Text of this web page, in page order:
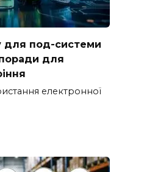
для под-системи
для
електронної